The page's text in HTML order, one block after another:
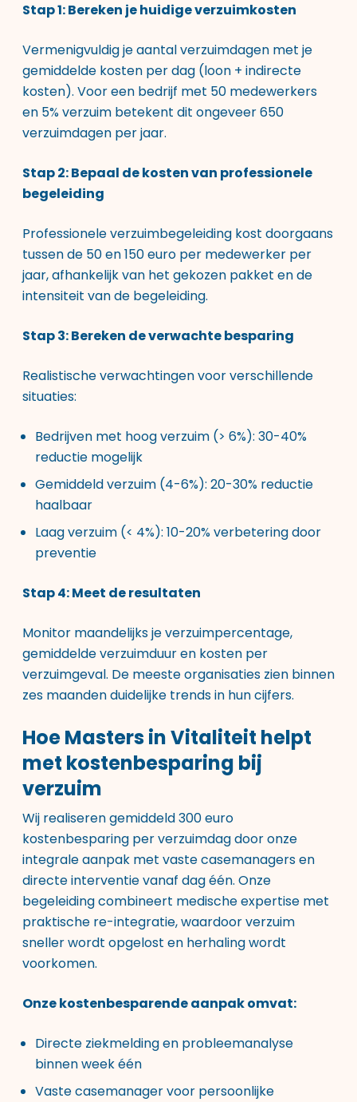
Stap 1: Bereken je huidige verzuimkosten
Vermenigvuldig je aantal verzuimdagen met je
gemiddelde kosten per dag (loon + indirecte
kosten). Voor een bedrijf met 50 medewerkers
en 5% verzuim betekent dit ongeveer 650
verzuimdagen per jaar.
Stap 2: Bepaal de kosten van professionele
begeleiding
Professionele verzuimbegeleiding kost doorgaans
tussen de 50 en 150 euro per medewerker per
jaar, afhankelijk van het gekozen pakket en de
intensiteit van de begeleiding.
Stap 3: Bereken de verwachte besparing
Realistische verwachtingen voor verschillende
situaties:
Bedrijven met hoog verzuim (> 6%): 30-40%
reductie mogelijk
Gemiddeld verzuim (4-6%): 20-30% reductie
haalbaar
Laag verzuim (< 4%): 10-20% verbetering door
preventie
Stap 4: Meet de resultaten
Monitor maandelijks je verzuimpercentage,
gemiddelde verzuimduur en kosten per
verzuimgeval. De meeste organisaties zien binnen
zes maanden duidelijke trends in hun cijfers.
Hoe Masters in Vitaliteit helpt
met kostenbesparing bij
verzuim
Wij realiseren gemiddeld 300 euro
kostenbesparing per verzuimdag door onze
integrale aanpak met vaste casemanagers en
directe interventie vanaf dag één. Onze
begeleiding combineert medische expertise met
praktische re-integratie, waardoor verzuim
sneller wordt opgelost en herhaling wordt
voorkomen.
Onze kostenbesparende aanpak omvat:
Directe ziekmelding en probleemanalyse
binnen week één
Vaste casemanager voor persoonlijke